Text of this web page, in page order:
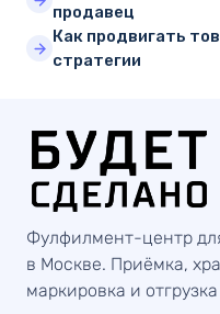
продавец
Как продвигать
стратегии
Фулфилмент-центр
в Москве. Приёмка,
маркировка и отгрузка